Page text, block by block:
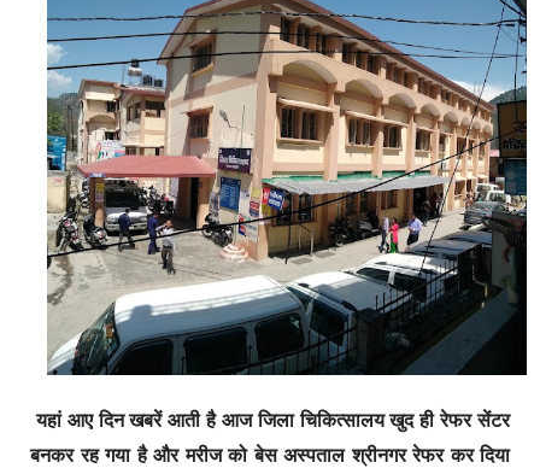
यहां आए दिन खबरें आती है आज जिला चिकित्सालय खुद ही रेफर सेंटर
बनकर रह गया है और मरीज को बेस अस्पताल श्रीनगर रेफर कर दिया